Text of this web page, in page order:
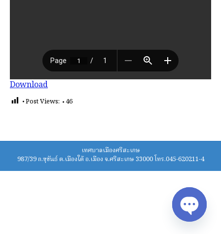
Download
Post Views: 46
เทศบาลเมืองศรีสะเกษ
987/39 ถ.ขุขันธ์ ต.เมืองใต้ อ.เมือง จ.ศรีสะเกษ 33000 โทร.045-620211-4